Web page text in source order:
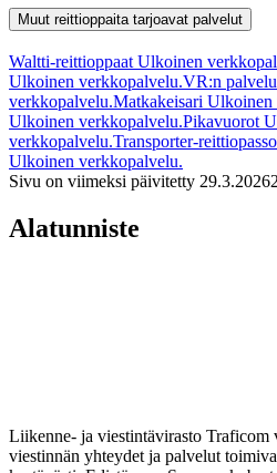
Muut reittioppaita tarjoavat palvelut
Waltti-reittioppaat Ulkoinen
Ulkoinen verkkopalvelu.VR:n
verkkopalvelu.Matkakeisari Ulkoinen
Ulkoinen verkkopalvelu.Pikavuorot
verkkopalvelu.Transporter-
Ulkoinen verkkopalvelu.
Sivu on viimeksi päivitetty 29.3.2026
Alatunniste
Liikenne- ja viestintävirasto Traficom
viestinnän yhteydet ja palvelut